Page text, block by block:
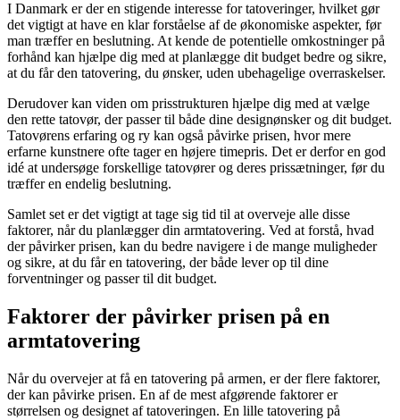
I Danmark er der en stigende interesse for tatoveringer, hvilket gør
det vigtigt at have en klar forståelse af de økonomiske aspekter, før
man træffer en beslutning. At kende de potentielle omkostninger på
forhånd kan hjælpe dig med at planlægge dit budget bedre og sikre,
at du får den tatovering, du ønsker, uden ubehagelige overraskelser.
Derudover kan viden om prisstrukturen hjælpe dig med at vælge
den rette tatovør, der passer til både dine designønsker og dit budget.
Tatovørens erfaring og ry kan også påvirke prisen, hvor mere
erfarne kunstnere ofte tager en højere timepris. Det er derfor en god
idé at undersøge forskellige tatovører og deres prissætninger, før du
træffer en endelig beslutning.
Samlet set er det vigtigt at tage sig tid til at overveje alle disse
faktorer, når du planlægger din armtatovering. Ved at forstå, hvad
der påvirker prisen, kan du bedre navigere i de mange muligheder
og sikre, at du får en tatovering, der både lever op til dine
forventninger og passer til dit budget.
Faktorer der påvirker prisen på en
armtatovering
Når du overvejer at få en tatovering på armen, er der flere faktorer,
der kan påvirke prisen. En af de mest afgørende faktorer er
størrelsen og designet af tatoveringen. En lille tatovering på